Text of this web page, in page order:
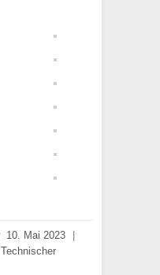
10. Mai 2023
Technischer